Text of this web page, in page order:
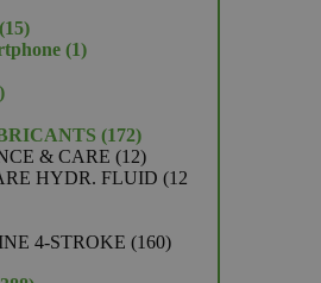
1515
producten
11
172172
producten
& CARE 1212
producten
HYDR. FLUID
12
4-STROKE 160160